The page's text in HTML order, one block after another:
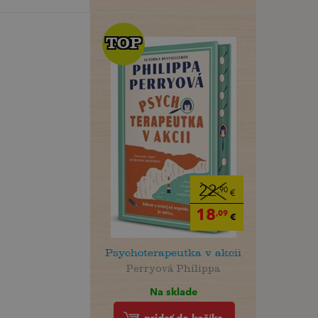
22,90 €
18,09 €
TOP
TOP
Psychoterapeutka v akcii
Perryová Philippa
Na sklade